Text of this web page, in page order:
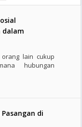
dalam
lain cukup
hubungan
di